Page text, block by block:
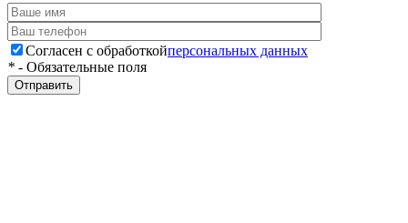
Согласен с обработкойперсональных данных
* - Обязательные поля